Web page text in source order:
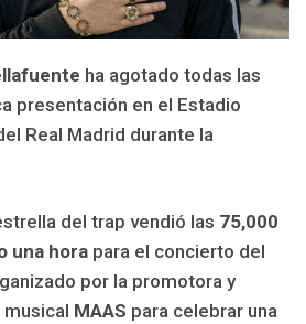
ha agotado todas las
presentación en el Estadio
Real Madrid durante la
del trap vendió las 75,000
una hora para el concierto del
por la promotora y
MAAS para celebrar una